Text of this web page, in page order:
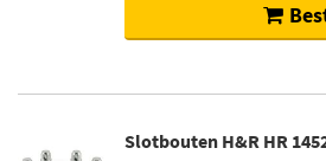
Slotbouten H&R HR